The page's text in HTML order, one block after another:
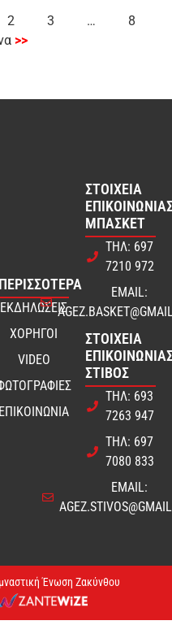
2 3 …
8
>>
ΠΕΡΙΣΣΟΤΕΡΑ
ΕΚΔΗΛΩΣΕΙΣ
ΧΟΡΗΓΟΙ
VIDEO
ΕΠΙΚΟΙΝΩΝΙΑ
ΣΤΟΙΧΕΊΑ
ΜΠΆΣΚΕΤ
ΤΗΛ: 697
7210 972
EMAIL:
ΣΤΟΙΧΕΊΑ
ΣΤΊΒΟΣ
ΤΗΛ: 693
7263 947
ΤΗΛ: 697
7080 833
EMAIL:
Ένωση Ζακύνθου